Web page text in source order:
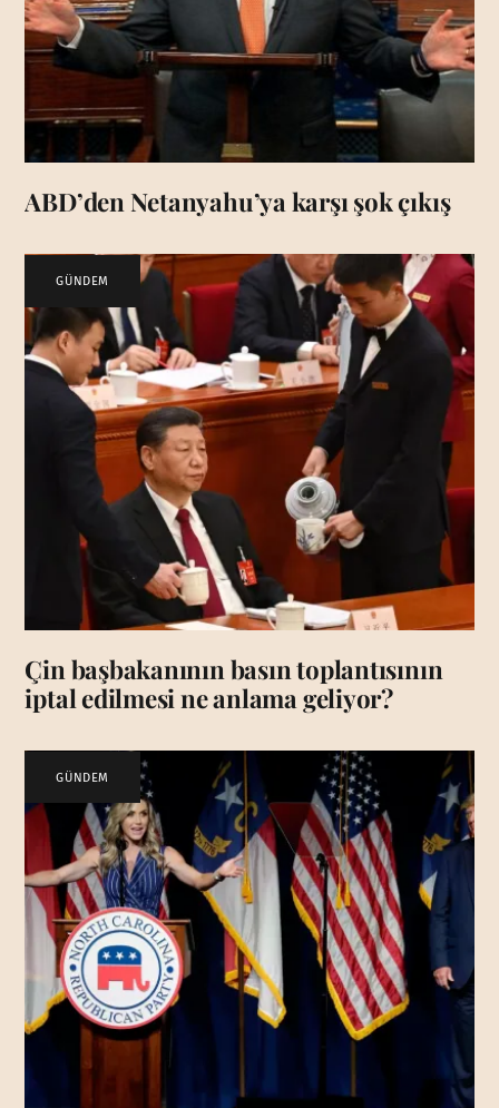
ABD’den Netanyahu’ya karşı şok çıkış
GÜNDEM
Çin başbakanının basın toplantısının
iptal edilmesi ne anlama geliyor?
GÜNDEM